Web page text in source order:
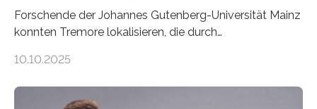
Forschende der Johannes Gutenberg-Universität Mainz
konnten Tremore lokalisieren, die durch
Vulkan? Was passiert in der Erde darunter? Wo
erzeugt durch Magma oder Gase, die sich durch
10.10.2025